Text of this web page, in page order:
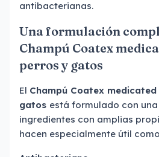
antibacterianas.
Una formulación
Champú Coatex
perros y gatos
El Champú Coatex
gatos está formulado con
ingredientes con amplias
hacen especialmente útil